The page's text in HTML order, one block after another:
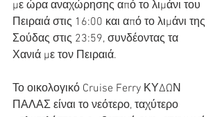
με ώρα αναχώρησης από το λιμάνι του
Πειραιά στις 16:00 και από το λιμάνι της
Σούδας στις 23:59, συνδέοντας τα
Χανιά με τον Πειραιά.
Το οικολογικό Cruise Ferry ΚΥΔΩΝ
ΠΑΛΑΣ είναι το νεότερο, ταχύτερο